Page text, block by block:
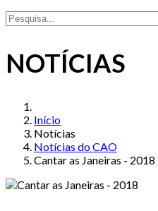
NOTÍCIAS
Início
Notícias
Notícias do CAO
Cantar as Janeiras - 2018